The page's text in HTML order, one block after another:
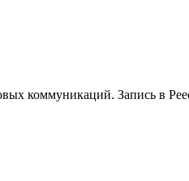
коммуникаций. Запись в